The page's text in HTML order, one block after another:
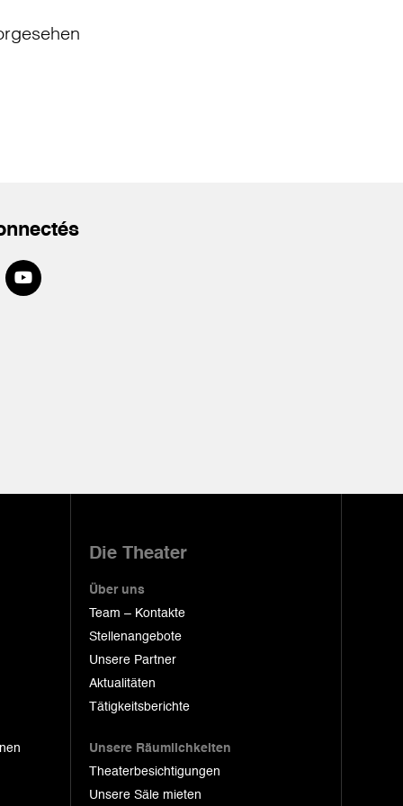
Die Theater
Über uns
Team – Kontakte
Stellenangebote
Unsere Partner
Aktualitäten
Tätigkeitsberichte
Unsere Räumlichkeiten
Theaterbesichtigungen
Unsere Säle mieten